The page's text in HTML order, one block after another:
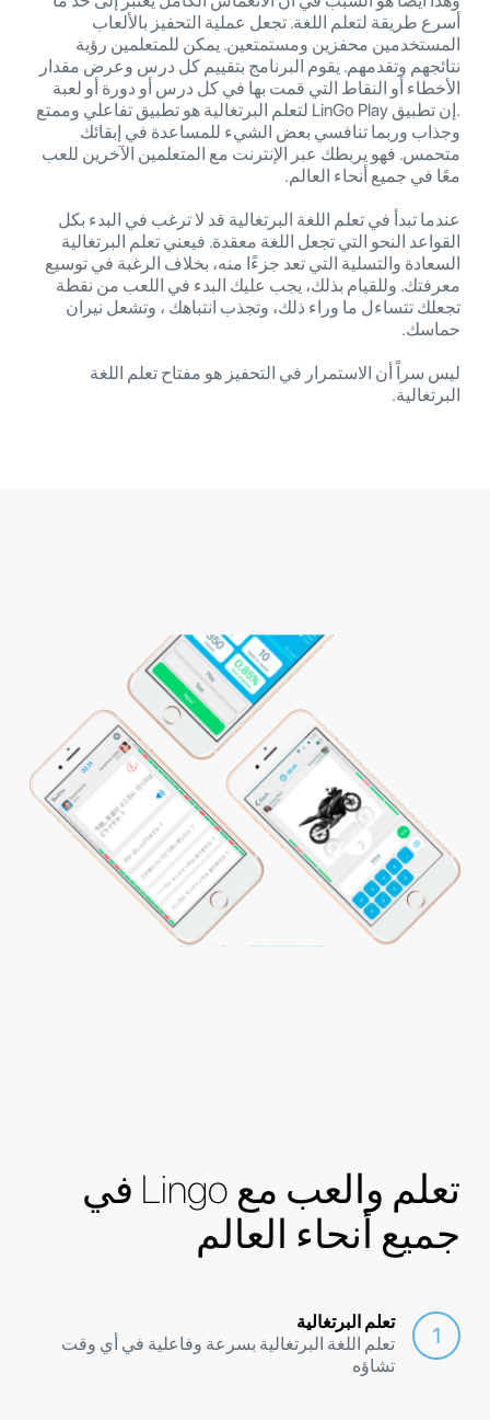
أسرع طريقة لتعلم اللغة. تجعل عملية التحفيز بالألعاب
المستخدمين محفزين ومستمتعين. يمكن للمتعلمين رؤية
نتائجهم وتقدمهم. يقوم البرنامج بتقييم كل درس وعرض مقدار
الأخطاء أو النقاط التي قمت بها في كل درس أو دورة أو لعبة
.إن تطبيق LinGo Play لتعلم البرتغالية هو تطبيق تفاعلي وممتع
وجذاب وربما تنافسي بعض الشيء للمساعدة في إبقائك
متحمس. فهو يربطك عبر الإنترنت مع المتعلمين الآخرين للعب
معًا في جميع أنحاء العالم.
عندما تبدأ في تعلم اللغة البرتغالية قد لا ترغب في البدء بكل
القواعد النحو التي تجعل اللغة معقدة. فيعني تعلم البرتغالية
السعادة والتسلية التي تعد جزءًا منه، بخلاف الرغبة في توسيع
معرفتك. وللقيام بذلك، يجب عليك البدء في اللعب من نقطة
تجعلك تتساءل ما وراء ذلك، وتجذب انتباهك ، وتشعل نيران
حماسك.
ليس سراً أن الاستمرار في التحفيز هو مفتاح تعلم اللغة
البرتغالية.
تعلم والعب مع Lingo في
جميع أنحاء العالم
تعلم البرتغالية
تعلم اللغة البرتغالية بسرعة وفاعلية في أي وقت
تشاؤه